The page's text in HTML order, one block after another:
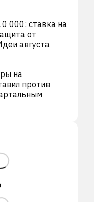
000: ставка на
от
августа
на
против